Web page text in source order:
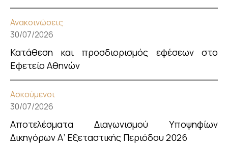
Ανακοινώσεις
30/07/2026
Κατάθεση και προσδιορισμός εφέσεων στο
Εφετείο Αθηνών
Ασκούμενοι
30/07/2026
Αποτελέσματα Διαγωνισμού Υποψηφίων
Δικηγόρων Α’ Εξεταστικής Περιόδου 2026